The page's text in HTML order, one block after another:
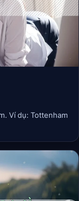
Ví dụ: Tottenham